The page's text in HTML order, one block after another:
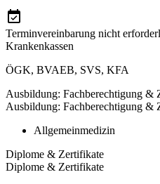
Terminvereinbarung nicht
Krankenkassen
ÖGK, BVAEB, SVS, KFA
Ausbildung: Fachberechtigung &
Ausbildung: Fachberechtigung &
Allgemeinmedizin
Diplome & Zertifikate
Diplome & Zertifikate